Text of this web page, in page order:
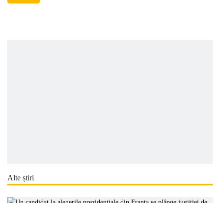
Alte știri